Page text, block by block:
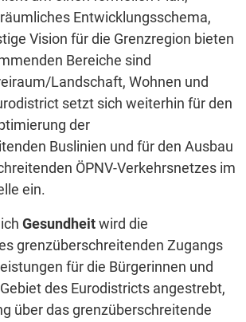
Entwicklungsschema,
Vision für die Grenzregion bieten
Bereiche sind
Landschaft, Wohnen und
setzt sich weiterhin für den
der
Buslinien und für den Ausbau
ÖPNV-Verkehrsnetzes im
ein.
Gesundheitwird die
grenzüberschreitenden Zugangs
für die Bürgerinnen und
des Eurodistricts angestrebt,
über das grenzüberschreitende